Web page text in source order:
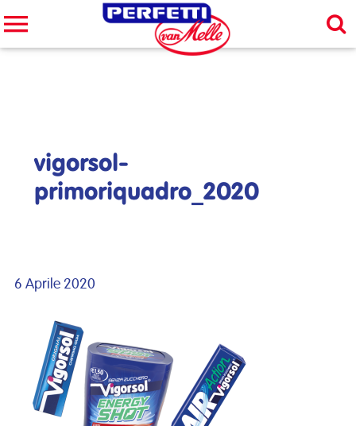
Cerca nel sito
vigorsol-
primoriquadro_2020
6 Aprile 2020